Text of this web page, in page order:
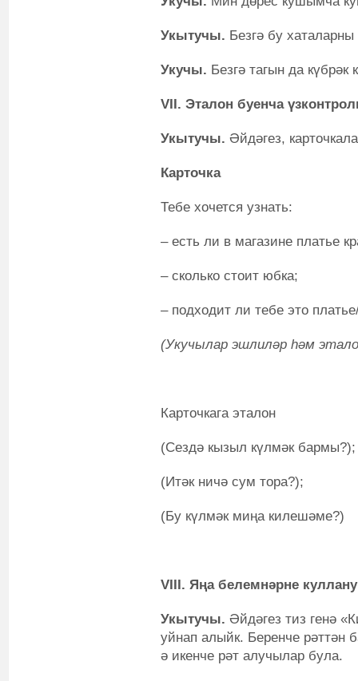
Укытучы. Безгә бу хаталарны
Укучы. Безгә тагын да күбрәк
VII. Эталон буенча
Укытучы. Әйдәгез,
Карточка
Тебе хочется узнать:
– есть ли в магазине платье
– сколько стоит юбка;
– подходит ли тебе это
(Укучылар эшлиләр һәм
Карточкага эталон
(Сездә кызыл күлмәк бармы?);
(Итәк ничә сум тора?);
(Бу күлмәк миңа килешәме?)
VIII. Яңа белемнәрне
Укытучы. Әйдәгез тиз генә
уйнап алыйк. Беренче рәттән
ә икенче рәт алучылар була.